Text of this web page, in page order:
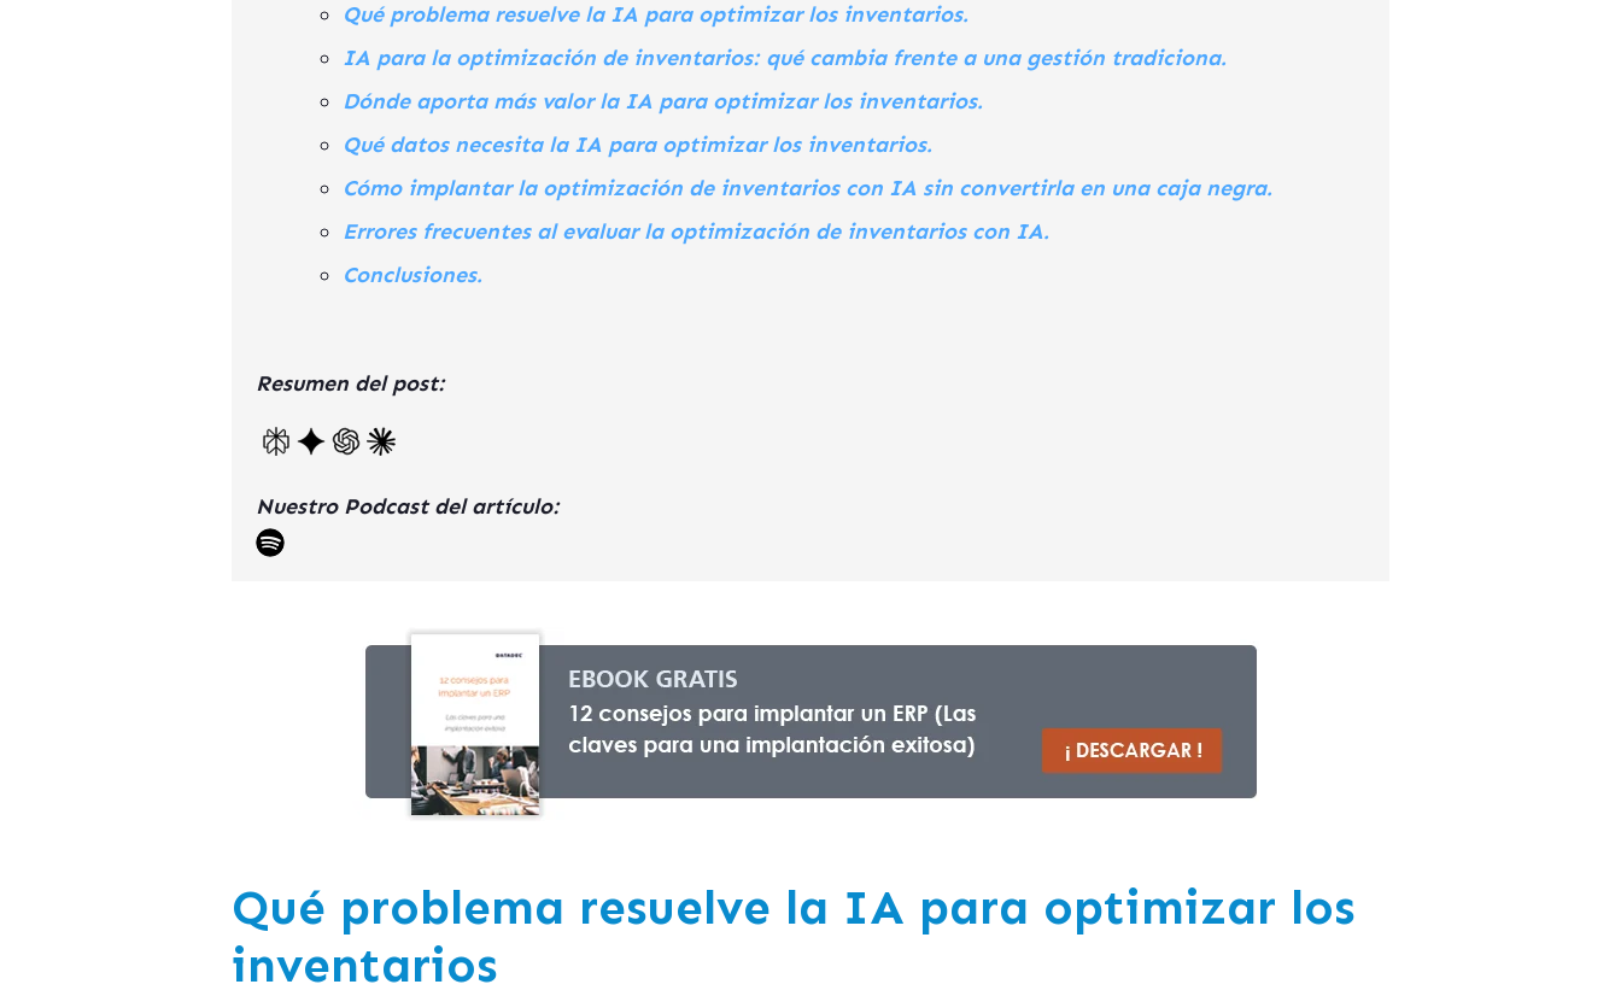
Qué problema resuelve la IA para optimizar los inventarios.
IA para la optimización de inventarios: qué cambia frente a una gestión tradiciona.
Dónde aporta más valor la IA para optimizar los inventarios.
Qué datos necesita la IA para optimizar los inventarios.
Cómo implantar la optimización de inventarios con IA sin convertirla en una caja negra.
Errores frecuentes al evaluar la optimización de inventarios con IA.
Conclusiones.
Resumen del post:
Nuestro Podcast del artículo:
Qué problema resuelve la IA para optimizar los
inventarios